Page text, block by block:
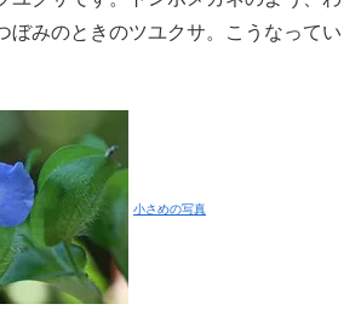
ぼみのときのツユクサ。こうなってい
小さめの写真